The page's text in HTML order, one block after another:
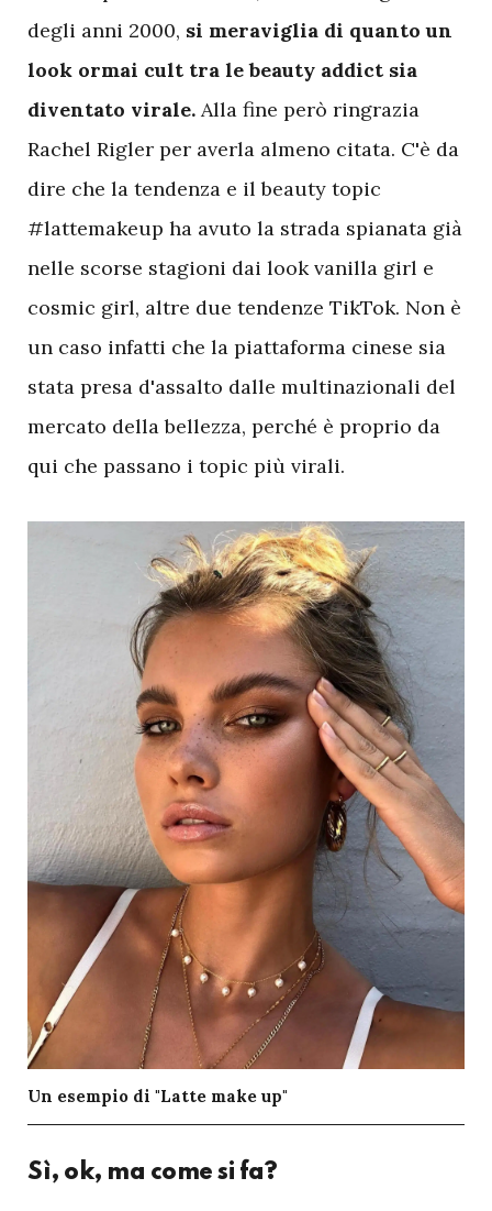
degli anni 2000, si meraviglia di quanto un
look ormai cult tra le beauty addict sia
diventato virale. Alla fine però ringrazia
Rachel Rigler per averla almeno citata. C'è da
dire che la tendenza e il beauty topic
#lattemakeup ha avuto la strada spianata già
nelle scorse stagioni dai look vanilla girl e
cosmic girl, altre due tendenze TikTok. Non è
un caso infatti che la piattaforma cinese sia
stata presa d'assalto dalle multinazionali del
mercato della bellezza, perché è proprio da
qui che passano i topic più virali.
Un esempio di "Latte make up"
Sì, ok, ma come si fa?